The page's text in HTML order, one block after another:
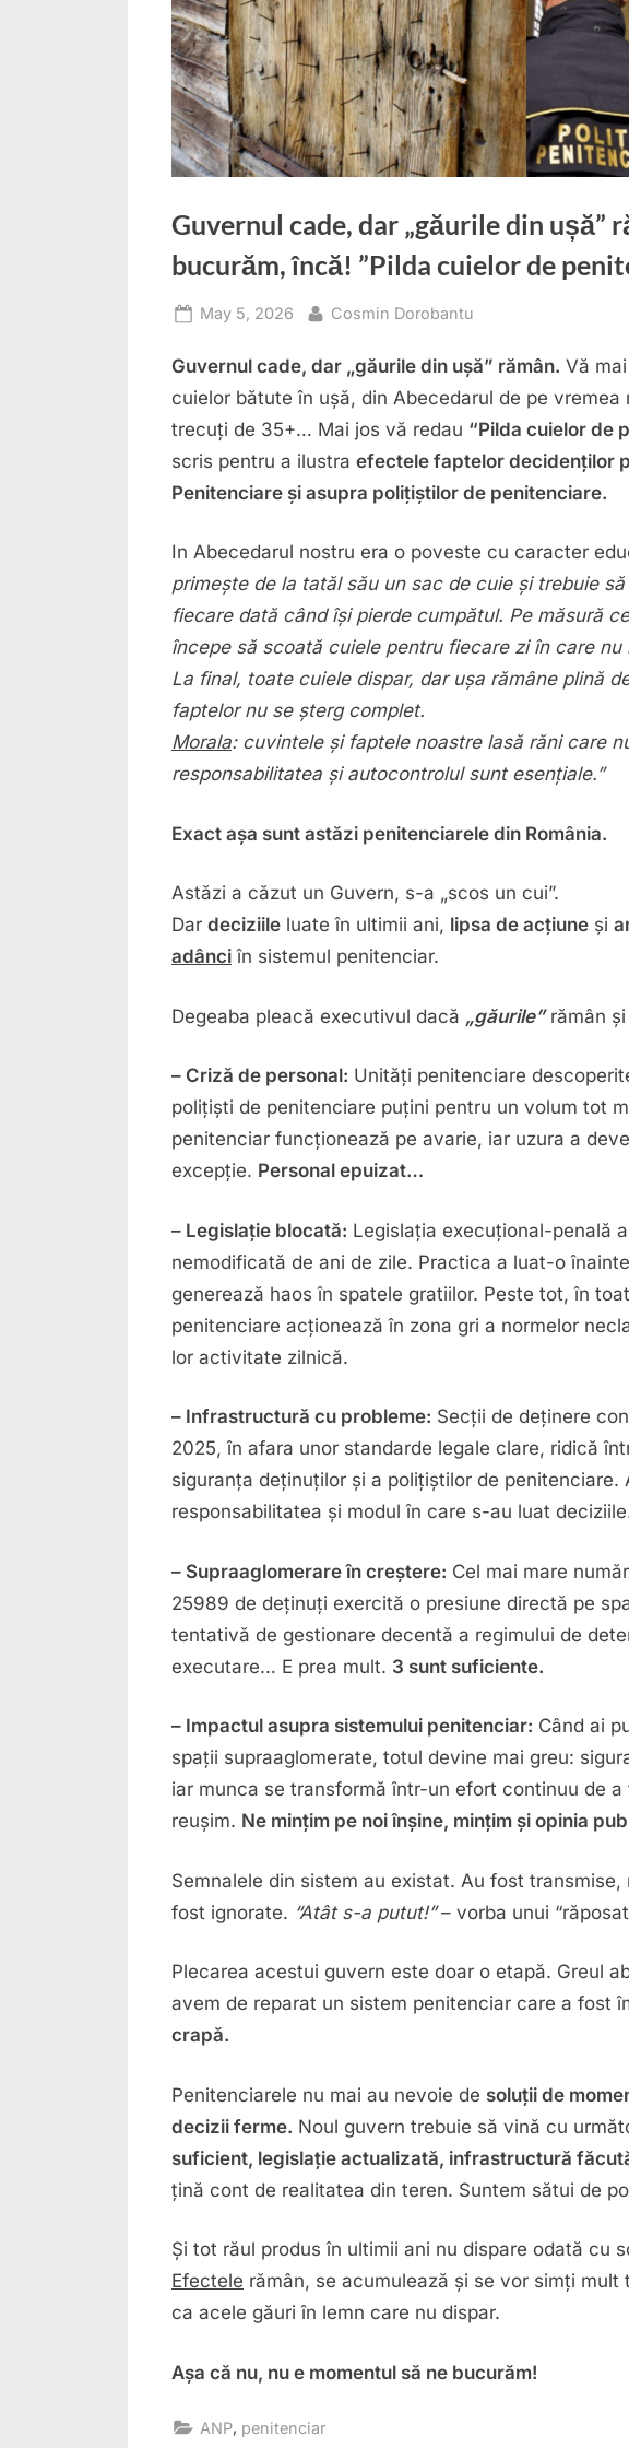
Guvernul cade, dar „găurile din ușă”
bucurăm, încă! ”Pilda cuielor de
Posted
May 5, 2026 By
Cosmin Dorobantu
Guvernul cade, dar „găurile din ușă” rămân. Vă
cuielor bătute în ușă, din Abecedarul de pe vremea
trecuți de 35+… Mai jos vă redau “Pilda cuielor de
scris pentru a ilustra efectele faptelor decidenților
Penitenciare și asupra polițiștilor de penitenciare.
In Abecedarul nostru era o poveste cu caracter
primește de la tatăl său un sac de cuie și trebuie
fiecare dată când își pierde cumpătul. Pe măsură
începe să scoată cuiele pentru fiecare zi în care nu
La final, toate cuiele dispar, dar ușa rămâne plină
faptelor nu se șterg complet.
Morala: cuvintele și faptele noastre lasă răni care
responsabilitatea și autocontrolul sunt esențiale.”
Exact așa sunt astăzi penitenciarele din România.
Astăzi a căzut un Guvern, s-a „scos un cui”.
Dar deciziile luate în ultimii ani, lipsa de acțiune și
adânci în sistemul penitenciar.
Degeaba pleacă executivul dacă „găurile”rămân și
– Criză de personal: Unități penitenciare
polițiști de penitenciare puțini pentru un volum tot
penitenciar funcționează pe avarie, iar uzura a
excepție. Personal epuizat…
– Legislație blocată: Legislația execuțional-penală
nemodificată de ani de zile. Practica a luat-o
generează haos în spatele gratiilor. Peste tot, în
penitenciare acționează în zona gri a normelor
lor activitate zilnică.
– Infrastructură cu probleme: Secții de deținere
2025, în afara unor standarde legale clare, ridică
siguranța deținuților și a polițiștilor de penitenciare.
responsabilitatea și modul în care s-au luat
– Supraaglomerare în creștere: Cel mai mare
25989 de deținuți exercită o presiune directă pe
tentativă de gestionare decentă a regimului de
executare… E prea mult. 3 sunt suficiente.
– Impactul asupra sistemului penitenciar: Când ai
spații supraaglomerate, totul devine mai greu:
iar munca se transformă într-un efort continuu de
reușim. Ne mințim pe noi înșine, mințim și opinia
Semnalele din sistem au existat. Au fost
fost ignorate. “Atât s-a putut!”– vorba unui
Plecarea acestui guvern este doar o etapă. Greul
avem de reparat un sistem penitenciar care a fost
crapă.
Penitenciarele nu mai au nevoie de soluții de
decizii ferme. Noul guvern trebuie să vină cu
suficient, legislație actualizată, infrastructură
țină cont de realitatea din teren. Suntem sătui de
Și tot răul produs în ultimii ani nu dispare odată cu
Efectele rămân, se acumulează și se vor simți
ca acele găuri în lemn care nu dispar.
Așa că nu, nu e momentul să ne bucurăm!
ANP, penitenciar